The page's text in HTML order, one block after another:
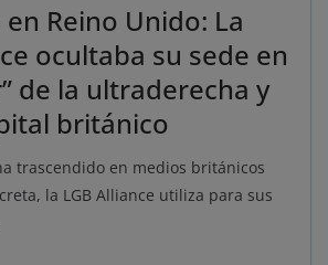
Reino Unido: La
ocultaba su sede en
de la ultraderecha y
británico
trascendido en medios británicos
la LGB Alliance utiliza para sus